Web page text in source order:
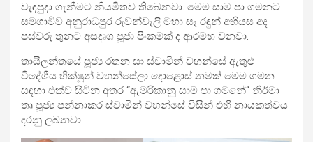
වැඳපුදා ගැනීමට නියමිතව තිබෙනවා. මෙම සාම පා ගමනට
සමගාමීව අනුරාධපුර රුවන්වැලි මහා සෑ රඳුන් අභියස අද
පස්වරු තුනට අසදෘශ පූජා පිංකමක් ද ආරම්භ වනවා.
තායිලන්තයේ පූජ්‍ය රතන සා ස්වාමින් වහන්සේ ඇතුළු
විදේශීය භික්ෂූන් වහන්සේලා දොළොස් නමක් මෙම ගමන
සඳහා එක්ව සිටින අතර “ඇමරිකානු සාම පා ගමනේ“ නිර්මා
තෘ පූජ්‍ය පන්නාකර ස්වාමින් වහන්සේ විසින් එහි නායකත්වය
දරනු ලබනවා.